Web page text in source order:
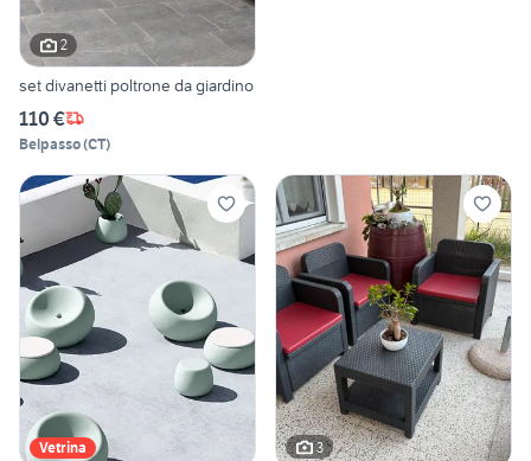
2
set divanetti poltrone da giardino
110 €
Belpasso(CT)
Vetrina 3